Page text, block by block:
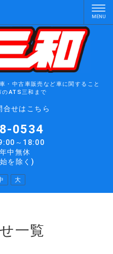
・中古車販売など車に関すること
のATS三和まで
合せはこちら
0534
～18:00
中無休
を除く)
大
一覧